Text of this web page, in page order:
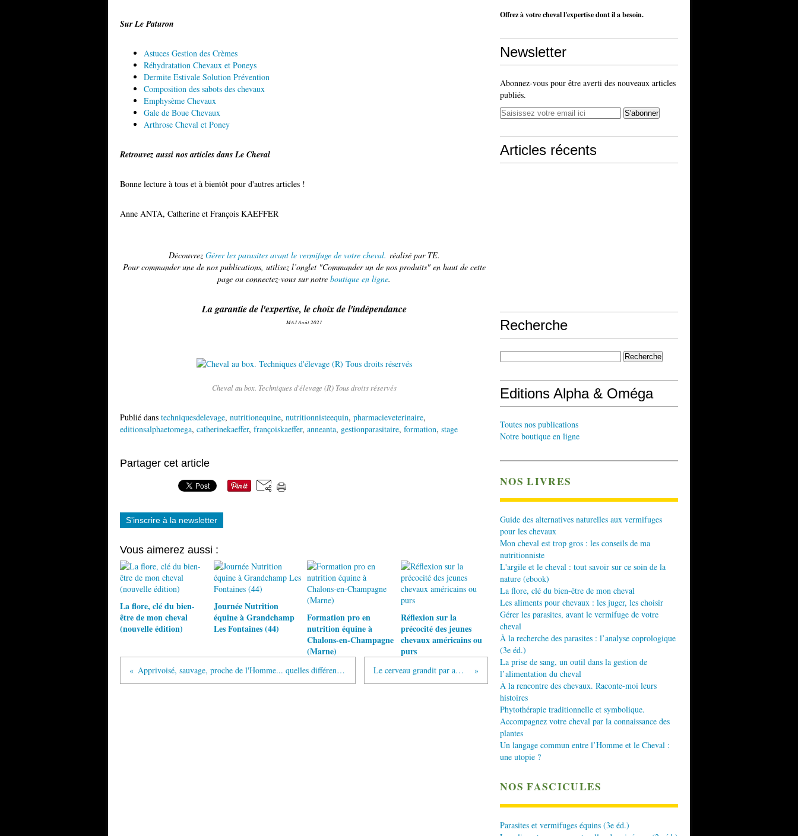
Sur Le Paturon
Astuces Gestion des Crèmes
Réhydratation Chevaux et Poneys
Dermite Estivale Solution Prévention
Composition des sabots des chevaux
Emphysème Chevaux
Gale de Boue Chevaux
Arthrose Cheval et Poney
Retrouvez aussi nos articles dans Le Cheval
Bonne lecture à tous et à bientôt pour d'autres articles !
Anne ANTA, Catherine et François KAEFFER
DécouvrezGérer les parasites avant le vermifuge de votre cheval. réalisé par TE.
Pour commander une de nos publications, utilisez l’onglet "Commander un de nos produits" en haut de cette
page ou connectez-vous sur notre boutique en ligne.
La garantie de l'expertise, le choix de l'indépendance
MAJ Août 2021
Cheval au box. Techniques d'élevage (R) Tous droits réservés
Publié dans techniquesdelevage, nutritionequine, nutritionnisteequin, pharmacieveterinaire,
editionsalphaetomega, catherinekaeffer, françoiskaeffer, anneanta, gestionparasitaire, formation, stage
Partager cet article
S'inscrire à la newsletter
Vous aimerez aussi :
La flore, clé du bien-
être de mon cheval
(nouvelle édition)
Journée Nutrition
équine à Grandchamp
Les Fontaines (44)
Formation pro en
nutrition équine à
Chalons-en-Champagne
(Marne)
Réflexion sur la
précocité des jeunes
chevaux américains ou
purs
Apprivoisé, sauvage, proche de l'Homme... quelles différences ? Le cerveau grandit par amour
Offrez à votre cheval l'expertise dont il a besoin.
Newsletter
Abonnez-vous pour être averti des nouveaux articles
publiés.
Articles récents
Recherche
Editions Alpha & Oméga
Toutes nos publications
Notre boutique en ligne
NOS LIVRES
Guide des alternatives naturelles aux vermifuges
pour les chevaux
Mon cheval est trop gros : les conseils de ma
nutritionniste
L'argile et le cheval : tout savoir sur ce soin de la
nature (ebook)
La flore, clé du bien-être de mon cheval
Les aliments pour chevaux : les juger, les choisir
Gérer les parasites, avant le vermifuge de votre
cheval
À la recherche des parasites : l’analyse coprologique
(3e éd.)
La prise de sang, un outil dans la gestion de
l’alimentation du cheval
À la rencontre des chevaux. Raconte-moi leurs
histoires
Phytothérapie traditionnelle et symbolique.
Accompagnez votre cheval par la connaissance des
plantes
Un langage commun entre l’Homme et le Cheval :
une utopie ?
NOS FASCICULES
Parasites et vermifuges équins (3e éd.)